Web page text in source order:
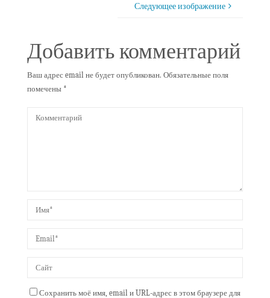
Следующее изображение
Добавить комментарий
Ваш адрес email не будет опубликован. Обязательные поля
помечены *
Сохранить моё имя, email и URL-адрес в этом браузере для